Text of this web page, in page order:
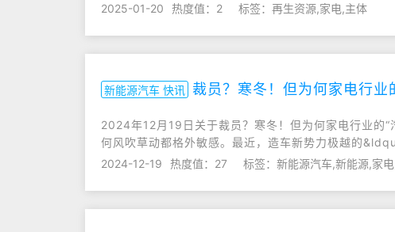
2025-01-20
热度值：2 标签：再生资源,家电,主体
新能源汽车 快讯 裁员？寒冬！但为何家电行业
2024年12月19日关于裁员？寒冬！但为何家电行业的
何风吹草动都格外敏感。最近，造车新势力极越的
2024-12-19
热度值：27 标签：新能源汽车,新能源,家